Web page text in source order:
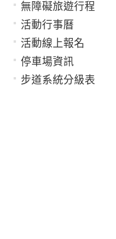
無障礙旅遊行程
活動行事曆
活動線上報名
停車場資訊
步道系統分級表